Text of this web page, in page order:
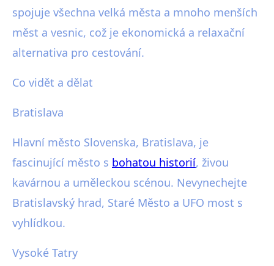
spojuje všechna velká města a mnoho menších
měst a vesnic, což je ekonomická a relaxační
alternativa pro cestování.
Co vidět a dělat
Bratislava
Hlavní město Slovenska, Bratislava, je
fascinující město s bohatou historií, živou
kavárnou a uměleckou scénou. Nevynechejte
Bratislavský hrad, Staré Město a UFO most s
vyhlídkou.
Vysoké Tatry